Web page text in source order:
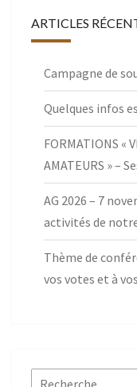
ARTICLES
Campagne de
Quelques infos
FORMATIONS «
AMATEURS » –
AG 2026 – 7
activités de
Thème de
vos votes et à
Rechercher :